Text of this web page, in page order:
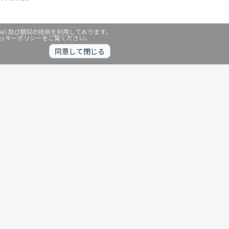
及び類似の技術を利用しております。
キーポリシーをご覧ください。
同意して閉じる